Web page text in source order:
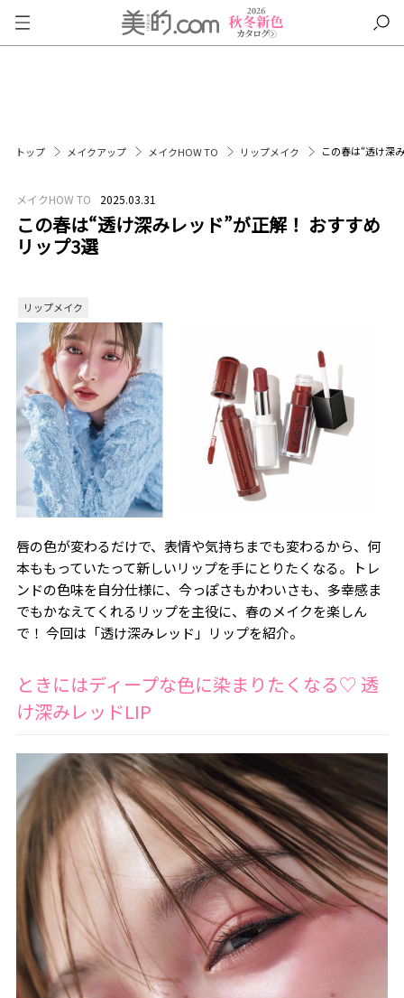
トップ メイクアップ メイクHOW TO リップメイク この春は“透け深
メイクHOW TO 2025.03.31
この春は“透け深みレッド”が正解！ おすすめ
リップ3選
リップメイク
唇の色が変わるだけで、表情や気持ちまでも変わるから、何
本ももっていたって新しいリップを手にとりたくなる。トレ
ンドの色味を自分仕様に、今っぽさもかわいさも、多幸感ま
でもかなえてくれるリップを主役に、春のメイクを楽しん
で！ 今回は「透け深みレッド」リップを紹介。
ときにはディープな色に染まりたくなる♡ 透
け深みレッドLIP